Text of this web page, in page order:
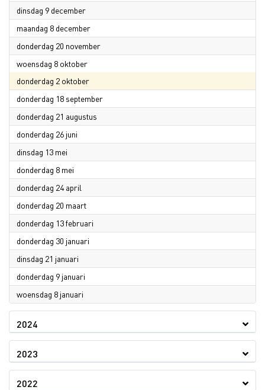
dinsdag 9 december2025
maandag 8 december2025
donderdag 20 november2025
woensdag 8 oktober2025
donderdag 2 oktober2025
donderdag 18 september2025
donderdag 21 augustus
donderdag 26 juni
dinsdag 13 mei
donderdag 8 mei
donderdag 24 april
donderdag 20 maart2025
donderdag 13 februari
donderdag 30 januari
dinsdag 21 januari
donderdag 9 januari
woensdag 8 januari
2024
2023
2022